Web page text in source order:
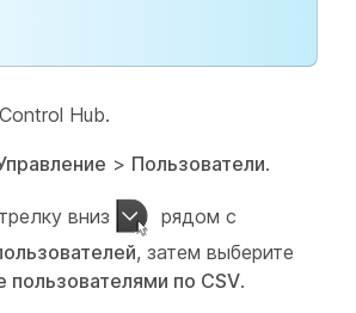
Hub.
> Пользователи.
вниз
рядом с
, затем выберите
пользователями по CSV.